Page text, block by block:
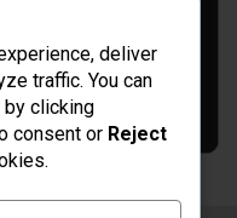
deliver
traffic. You can
clicking
consent or Reject